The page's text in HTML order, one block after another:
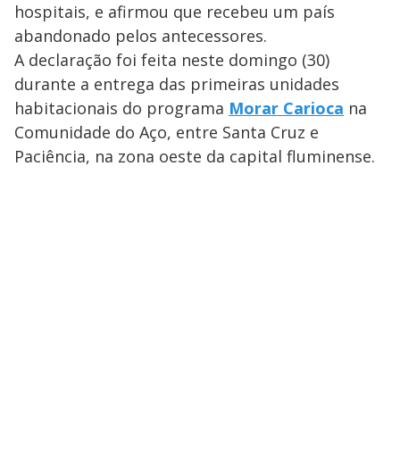
hospitais, e afirmou que recebeu um país
abandonado pelos antecessores.
A declaração foi feita neste domingo (30)
durante a entrega das primeiras unidades
habitacionais do programa Morar Carioca na
Comunidade do Aço, entre Santa Cruz e
Paciência, na zona oeste da capital fluminense.